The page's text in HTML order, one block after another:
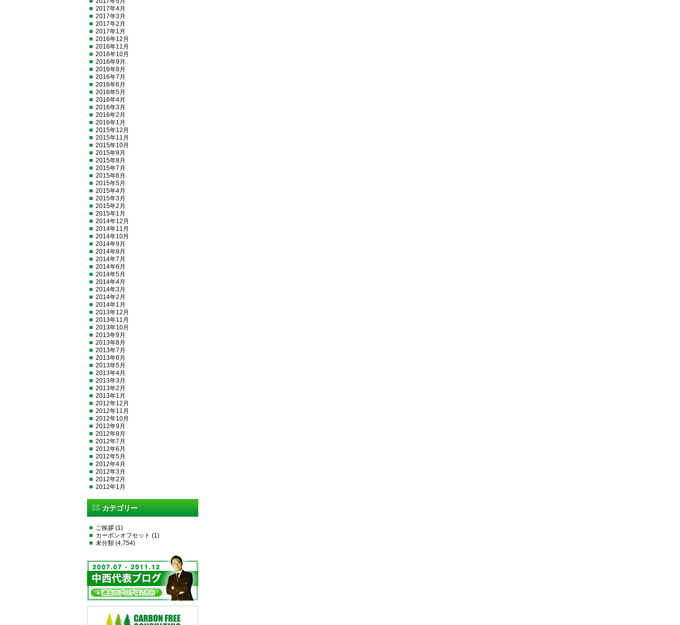
2017年4月
2017年3月
2017年2月
2017年1月
2016年12月
2016年11月
2016年10月
2016年9月
2016年8月
2016年7月
2016年6月
2016年5月
2016年4月
2016年3月
2016年2月
2016年1月
2015年12月
2015年11月
2015年10月
2015年9月
2015年8月
2015年7月
2015年6月
2015年5月
2015年4月
2015年3月
2015年2月
2015年1月
2014年12月
2014年11月
2014年10月
2014年9月
2014年8月
2014年7月
2014年6月
2014年5月
2014年4月
2014年3月
2014年2月
2014年1月
2013年12月
2013年11月
2013年10月
2013年9月
2013年8月
2013年7月
2013年6月
2013年5月
2013年4月
2013年3月
2013年2月
2013年1月
2012年12月
2012年11月
2012年10月
2012年9月
2012年8月
2012年7月
2012年6月
2012年5月
2012年4月
2012年3月
2012年2月
2012年1月
カテゴリー
ご挨拶 (1)
カーボンオフセット (1)
未分類 (4,754)